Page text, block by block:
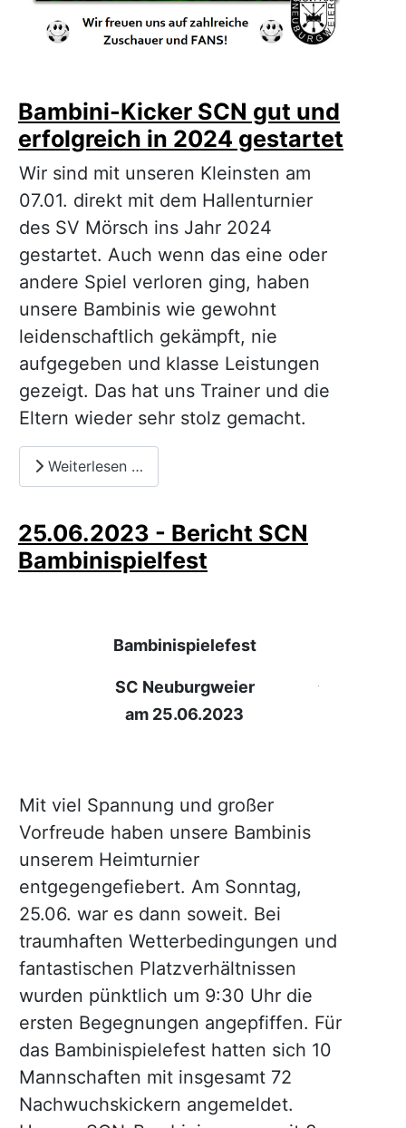
Bambini-Kicker SCN gut und
erfolgreich in 2024 gestartet
Wir sind mit unseren Kleinsten am
07.01. direkt mit dem Hallenturnier
des SV Mörsch ins Jahr 2024
gestartet. Auch wenn das eine oder
andere Spiel verloren ging, haben
unsere Bambinis wie gewohnt
leidenschaftlich gekämpft, nie
aufgegeben und klasse Leistungen
gezeigt. Das hat uns Trainer und die
Eltern wieder sehr stolz gemacht.
Weiterlesen …
25.06.2023 - Bericht SCN
Bambinispielfest
Bambinispielefest
SC Neuburgweier
am 25.06.2023
Mit viel Spannung und großer
Vorfreude haben unsere Bambinis
unserem Heimturnier
entgegengefiebert. Am Sonntag,
25.06. war es dann soweit. Bei
traumhaften Wetterbedingungen und
fantastischen Platzverhältnissen
wurden pünktlich um 9:30 Uhr die
ersten Begegnungen angepfiffen. Für
das Bambinispielefest hatten sich 10
Mannschaften mit insgesamt 72
Nachwuchskickern angemeldet.